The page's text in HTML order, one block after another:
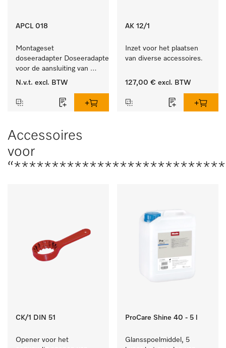
APCL 018
Montageset
doseeradapter Doseeradapterset
voor de aansluiting van
doseersystemen met
N.v.t. excl. BTW
AK 12/1
Inzet voor het plaatsen
van diverse accessoires.
127,00 € excl. BTW
Accessoires
voor
CK/1 DIN 51
Opener voor het
ProCare Shine 40 - 5 l
Glansspoelmiddel, 5